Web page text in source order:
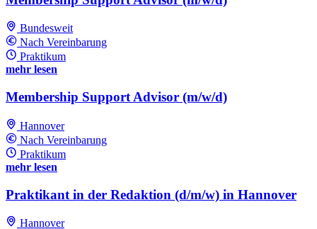
Bundesweit
Nach Vereinbarung
Praktikum
mehr lesen
Membership Support Advisor (m/w/d)
Hannover
Nach Vereinbarung
Praktikum
mehr lesen
Praktikant in der Redaktion (d/m/w) in Hannover
Hannover